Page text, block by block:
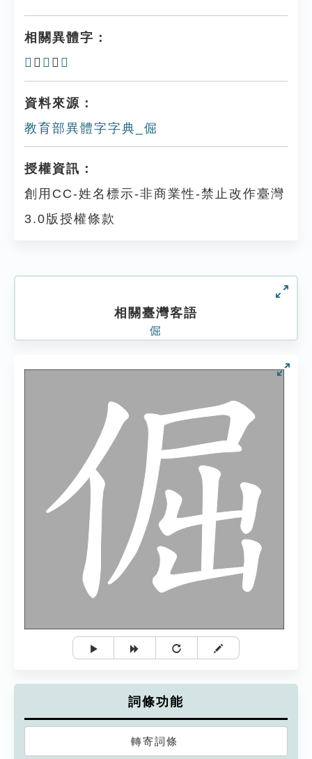
相關異體字：
𩋎 、 𩍞 、 誳
資料來源：
教育部異體字字典_倔
授權資訊：
創用CC-姓名標示-非商業性-禁止改作臺灣
3.0版授權條款
相關臺灣客語
倔
詞條功能
轉寄詞條